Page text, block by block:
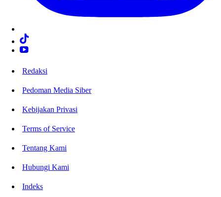
Redaksi
Pedoman Media Siber
Kebijakan Privasi
Terms of Service
Tentang Kami
Hubungi Kami
Indeks